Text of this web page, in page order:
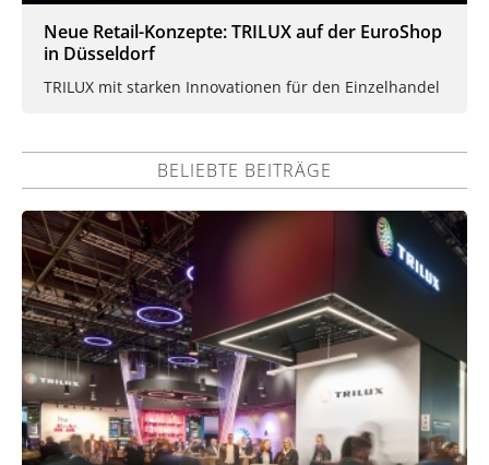
Neue Retail-Konzepte: TRILUX auf der EuroShop
in Düsseldorf
TRILUX mit starken Innovationen für den Einzelhandel
BELIEBTE BEITRÄGE